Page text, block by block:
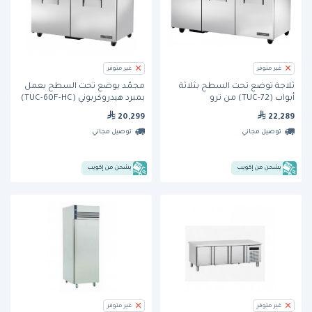
غير متوفر
ثلاجة تُوضع تحت السطح بثلاثة
أبواب (TUC-72) من ترو
22,289
توصيل مجاني
يشحن من إكويب
غير متوفر
مجمّد يوضع تحت السطح يعمل
بمبرد هيدروكربوني (TUC-60F-HC)
20,299
توصيل مجاني
يشحن من إكويب
غير متوفر غير متوفر